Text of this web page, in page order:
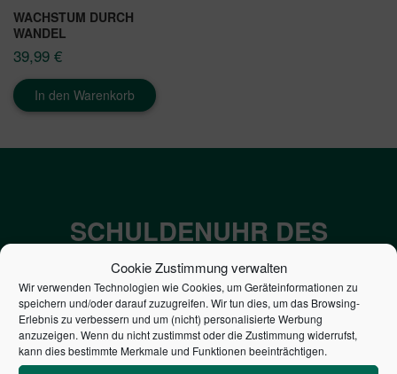
Cookie Zustimmung verwalten
Wir verwenden Technologien wie Cookies, um Geräteinformationen zu
speichern und/oder darauf zuzugreifen. Wir tun dies, um das Browsing-
Erlebnis zu verbessern und um (nicht) personalisierte Werbung
anzuzeigen. Wenn du nicht zustimmst oder die Zustimmung widerrufst,
kann dies bestimmte Merkmale und Funktionen beeinträchtigen.
WACHSTUM DURCH
WANDEL
39,99 €
In den Warenkorb
SCHULDENUHR DES
BUNDES DER
STEUERZAHLER
7,052€